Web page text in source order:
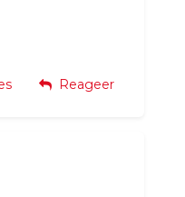
Reageer